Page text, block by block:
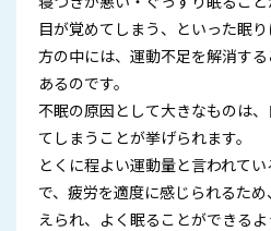
目が覚めてしまう、といった眠
方の中には、運動不足を解消す
あるのです。
不眠の原因として大きなものは
てしまうことが挙げられます。
とくに程よい運動量と言われて
で、疲労を適度に感じられるた
えられ、よく眠ることができる